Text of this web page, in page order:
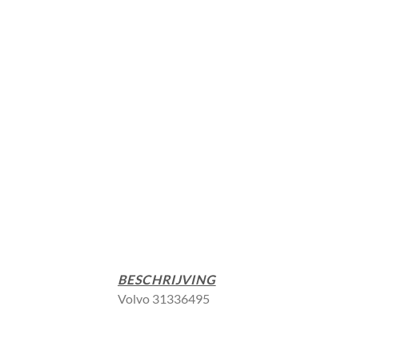
BESCHRIJVING
Volvo 31336495